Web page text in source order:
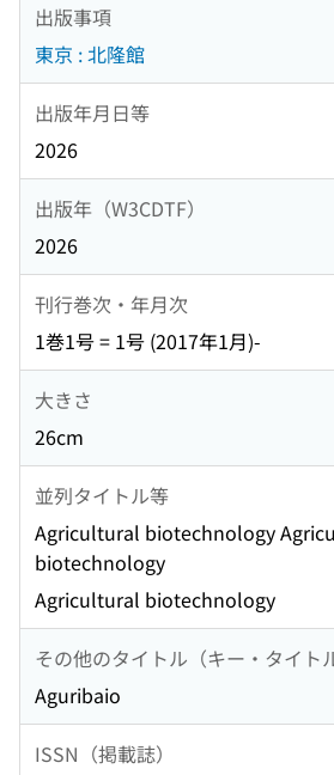
出版事項
東京 : 北隆館
出版年月日等
2026
出版年（W3CDTF）
2026
刊行巻次・年月次
1巻1号 = 1号 (2017年1月)-
大きさ
26cm
並列タイトル等
Agricultural biotechnology
biotechnology
Agricultural biotechnology
その他のタイトル（キー・タイトル
Aguribaio
ISSN（掲載誌）